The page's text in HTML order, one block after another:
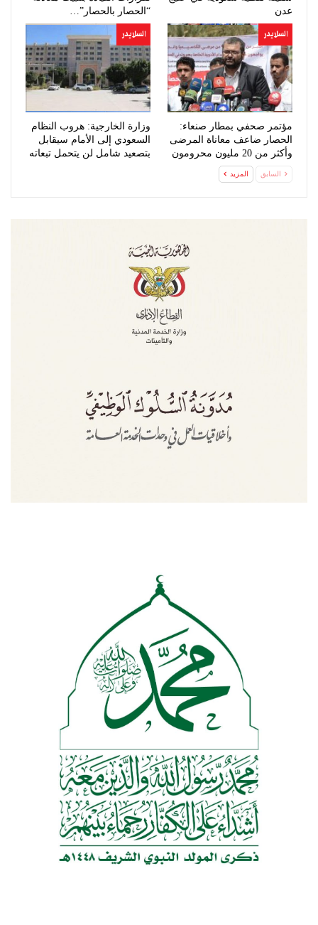
عدن
“الحصار بالحصار”…
السلايدر
مؤتمر صحفي بمطار صنعاء:
الحصار ضاعف معاناة المرضى
وأكثر من 20 مليون محرومون
السلايدر
وزارة الخارجية: هروب النظام
السعودي إلى الأمام سيقابل
بتصعيد شامل لن يتحمل تبعاته
السابق المزيد